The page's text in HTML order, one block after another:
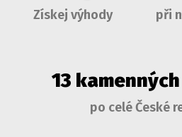
Získej výhody při
13
po celé České